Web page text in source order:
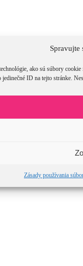
Spravujte
ako sú súbory
ID na tejto stránke.
Zásady používania